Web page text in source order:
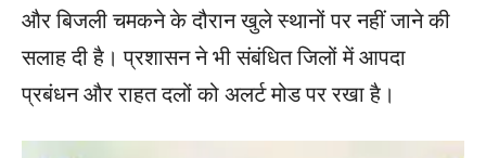
और बिजली चमकने के दौरान खुले स्थानों पर नहीं जाने की
सलाह दी है। प्रशासन ने भी संबंधित जिलों में आपदा
प्रबंधन और राहत दलों को अलर्ट मोड पर रखा है।